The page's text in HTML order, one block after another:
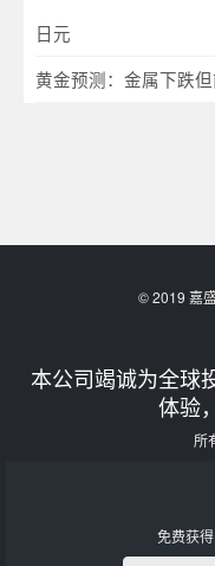
日元
黄金预测：金属下跌
© 2019 嘉
本公司竭诚为全球
体验
所
免费获